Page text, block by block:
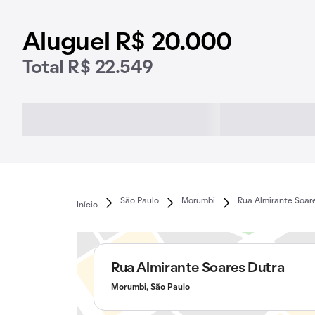
Aluguel R$ 20.000
Total R$ 22.549
Início
São Paulo Morumbi Rua Almirante
Rua Almirante Soares Dutra
Morumbi, São Paulo